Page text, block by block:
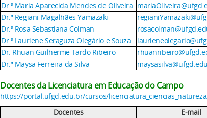
Dr.ª Maria Aparecida Mendes de Oliveira
Dr.ª Regiani Magalhães Yamazaki
Dr.ª Rosa Sebastiana Colman
Dr.ª Lauriene Seraguza Olegário e Souza
Dr. Rhuan Guilherme Tardo Ribeiro
Dr.ª Maysa Ferreira da Silva
Docentes da Licenciatura em Educação do Campo
https://portal.ufgd.edu.br/cursos/
Docentes
E-mail